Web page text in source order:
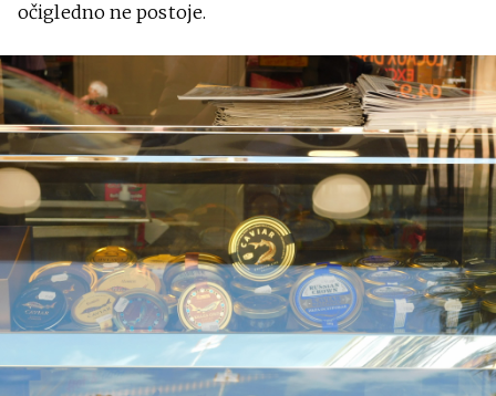
očigledno ne postoje.